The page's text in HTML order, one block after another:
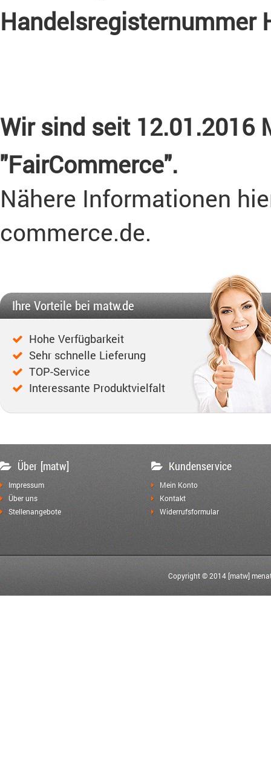
Handelsregisternummer
Wir sind seit 12.01.2016
"FairCommerce".
Nähere Informationen
commerce.de.
Ihre Vorteile bei matw.de
Hohe Verfügbarkeit
Sehr schnelle Lieferung
TOP-Service
Interessante Produktvielfalt
Über [matw]
Impressum
Über uns
Stellenangebote
Kundenservice
Mein Konto
Kontakt
Widerrufsformular
Copyright © 2014 [matw]